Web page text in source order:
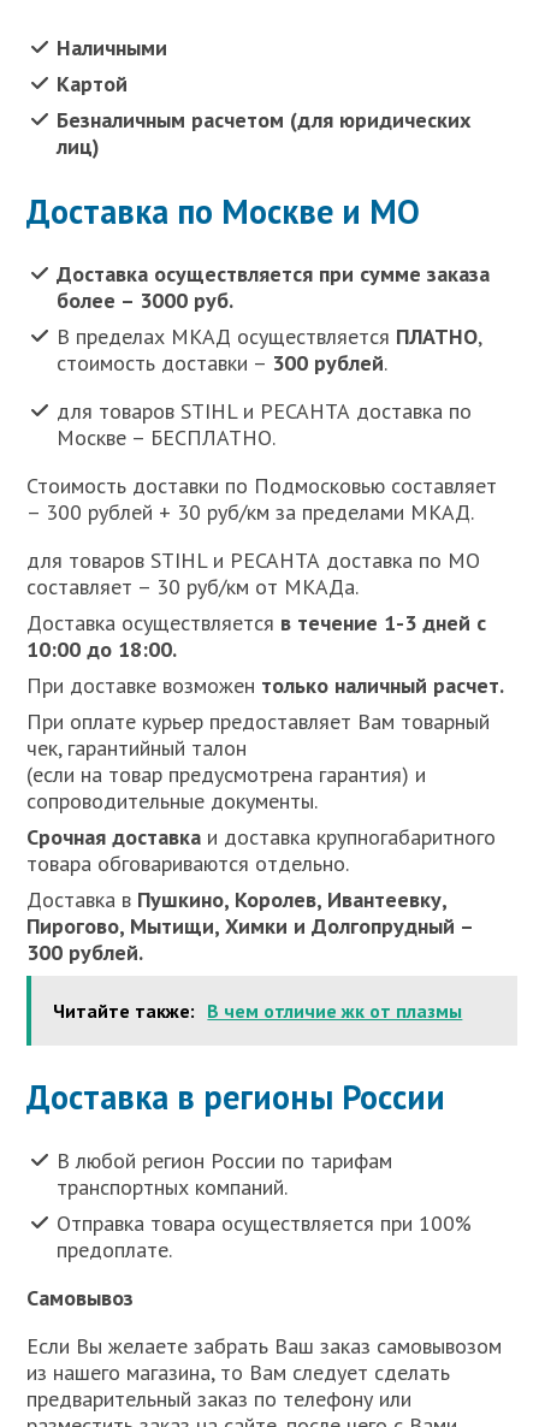
Наличными
Картой
Безналичным расчетом (для юридических
лиц)
Доставка по Москве и МО
Доставка осуществляется при сумме заказа
более – 3000 руб.
В пределах МКАД осуществляется ПЛАТНО,
стоимость доставки – 300 рублей.
для товаров STIHL и РЕСАНТА доставка по
Москве – БЕСПЛАТНО.
Стоимость доставки по Подмосковью составляет
– 300 рублей + 30 руб/км за пределами МКАД.
для товаров STIHL и РЕСАНТА доставка по МО
составляет – 30 руб/км от МКАДа.
Доставка осуществляется в течение 1-3 дней с
10:00 до 18:00.
При доставке возможен только наличный расчет.
При оплате курьер предоставляет Вам товарный
чек, гарантийный талон
(если на товар предусмотрена гарантия) и
сопроводительные документы.
Срочная доставка и доставка крупногабаритного
товара обговариваются отдельно.
Доставка в Пушкино, Королев, Ивантеевку,
Пирогово, Мытищи, Химки и Долгопрудный –
300 рублей.
Читайте также: В чем отличие жк от плазмы
Доставка в регионы России
В любой регион России по тарифам
транспортных компаний.
Отправка товара осуществляется при 100%
предоплате.
Самовывоз
Если Вы желаете забрать Ваш заказ самовывозом
из нашего магазина, то Вам следует сделать
предварительный заказ по телефону или